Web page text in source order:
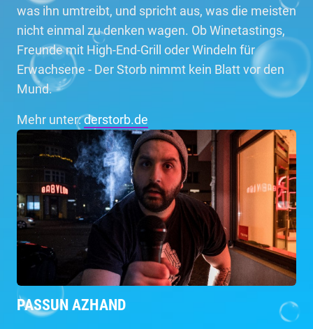
was ihn umtreibt, und spricht aus, was die meisten
nicht einmal zu denken wagen. Ob Winetastings,
Freunde mit High-End-Grill oder Windeln für
Erwachsene - Der Storb nimmt kein Blatt vor den
Mund.
Mehr unter:derstorb.de
PASSUN AZHAND